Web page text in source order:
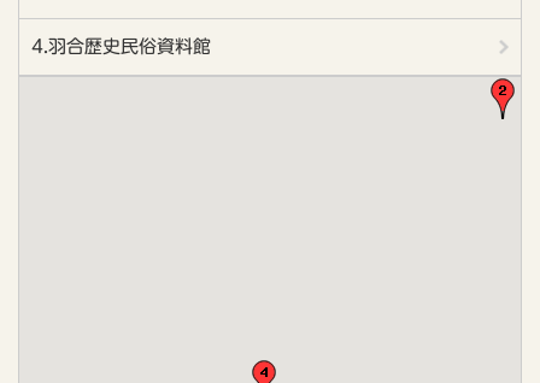
4.羽合歴史民俗資料館